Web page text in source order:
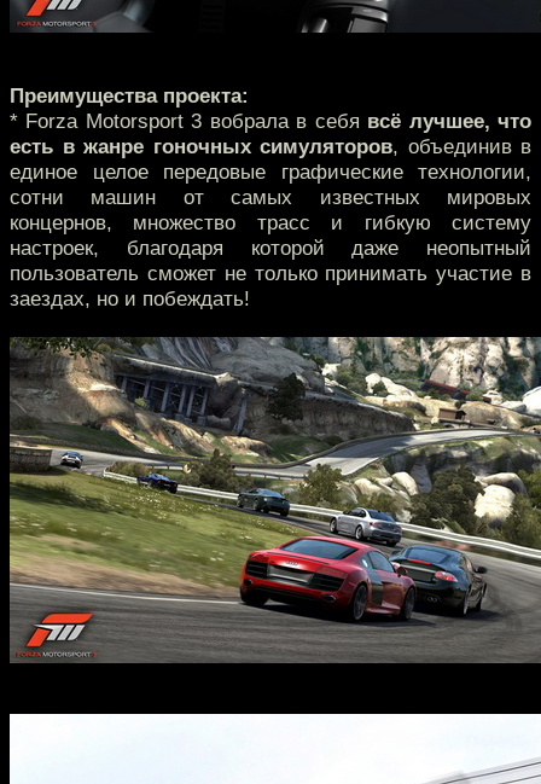
Преимущества проекта:
* Forza Motorsport 3 вобрала в себя всё лучшее, что
есть в жанре гоночных симуляторов, объединив в
единое целое передовые графические технологии,
сотни машин от самых известных мировых
концернов, множество трасс и гибкую систему
настроек, благодаря которой даже неопытный
пользователь сможет не только принимать участие в
заездах, но и побеждать!